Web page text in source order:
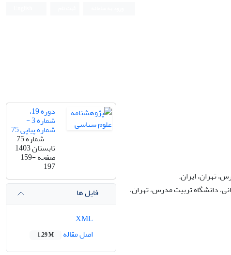
تهران، ایران.
دانشگاه تربیت مدرس، تهران،
دوره 19،
شماره 3 -
شماره پیاپی 75
شماره 75
تابستان 1403
صفحه159-
197
فایل ها
اصل مقاله
1.29 M